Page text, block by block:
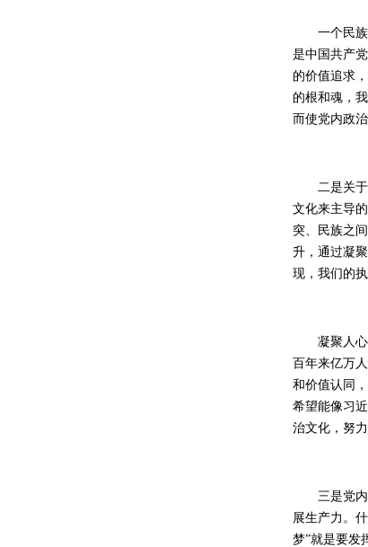
一个民族的
是中国共产
的价值追求
的根和魂，
而使党内政
二是关于加
文化来主导
突、民族之
升，通过凝
现，我们的
凝聚人心就
百年来亿万
和价值认同
希望能像习
治文化，努
三是党内政
展生产力。
梦”就是要发